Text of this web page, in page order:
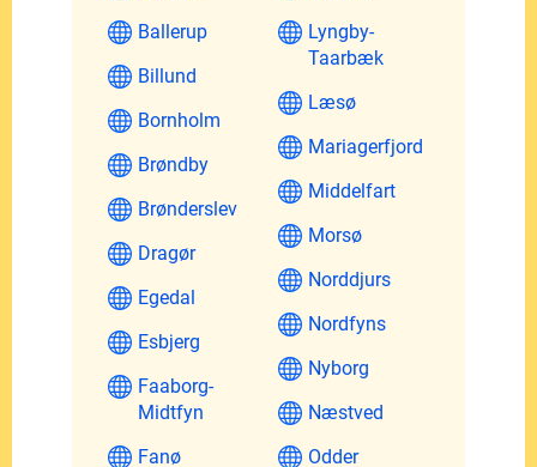
Ballerup
Billund
Bornholm
Brøndby
Brønderslev
Dragør
Egedal
Esbjerg
Faaborg-
Midtfyn
Fanø
Lyngby-
Taarbæk
Læsø
Mariagerfjord
Middelfart
Morsø
Norddjurs
Nordfyns
Nyborg
Næstved
Odder